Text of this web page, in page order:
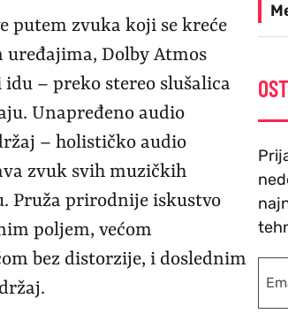
putem zvuka koji se kreće
Dolby Atmos
– preko stereo slušalica
Unapređeno audio
– holističko audio
zvuk svih muzičkih
Pruža prirodnije iskustvo
poljem, većom
bez distorzije, i doslednim